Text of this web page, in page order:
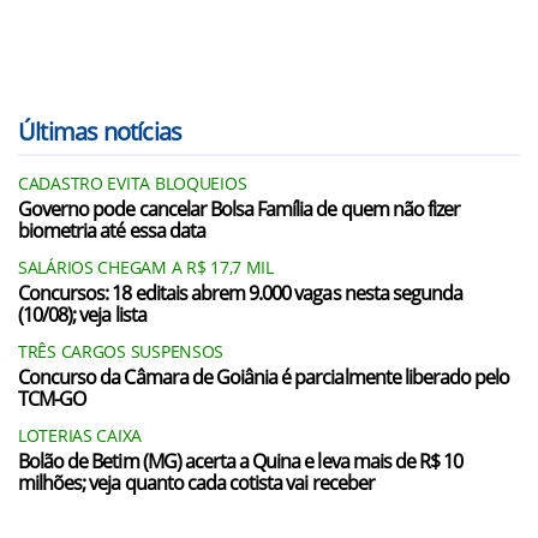
Últimas notícias
CADASTRO EVITA BLOQUEIOS
Governo pode cancelar Bolsa Família de quem não fizer
biometria até essa data
SALÁRIOS CHEGAM A R$ 17,7 MIL
Concursos: 18 editais abrem 9.000 vagas nesta segunda
(10/08); veja lista
TRÊS CARGOS SUSPENSOS
Concurso da Câmara de Goiânia é parcialmente liberado pelo
TCM-GO
LOTERIAS CAIXA
Bolão de Betim (MG) acerta a Quina e leva mais de R$ 10
milhões; veja quanto cada cotista vai receber